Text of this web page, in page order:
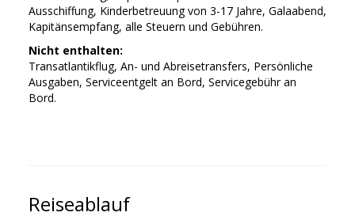
Ausschiffung, Kinderbetreuung von 3-17 Jahre, Galaabend,
Kapitänsempfang, alle Steuern und Gebühren.
Nicht enthalten:
Transatlantikflug, An- und Abreisetransfers, Persönliche
Ausgaben, Serviceentgelt an Bord, Servicegebühr an
Bord.
Reiseablauf